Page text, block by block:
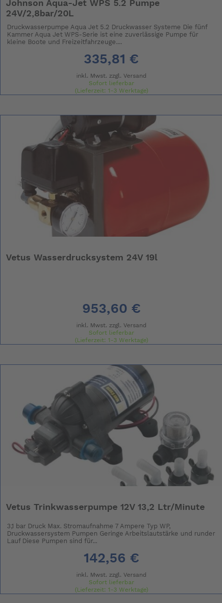
Johnson Aqua-Jet WPS 5.2 Pumpe
24V/2,8bar/20L
Druckwasserpumpe Aqua Jet 5.2 Druckwasser Systeme Die fünf
Kammer Aqua Jet WPS-Serie ist eine zuverlässige Pumpe für
kleine Boote und Freizeitfahrzeuge....
335,81 €
inkl. Mwst. zzgl. Versand
Sofort lieferbar
(Lieferzeit: 1-3 Werktage)
Vetus Wasserdrucksystem 24V 19l
953,60 €
inkl. Mwst. zzgl. Versand
Sofort lieferbar
(Lieferzeit: 1-3 Werktage)
Vetus Trinkwasserpumpe 12V 13,2 Ltr/Minute
3,1 bar Druck Max. Stromaufnahme 7 Ampere Typ WP,
Druckwassersystem Pumpen Geringe Arbeitslautstärke und runder
Lauf Diese Pumpen sind für...
142,56 €
inkl. Mwst. zzgl. Versand
Sofort lieferbar
(Lieferzeit: 1-3 Werktage)